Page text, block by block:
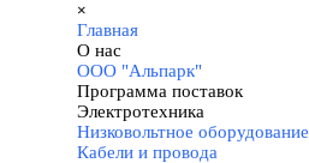
×
Главная
О нас
ООО "Альпарк"
Программа поставок
Электротехника
Низковольтное оборудование
Кабели и провода